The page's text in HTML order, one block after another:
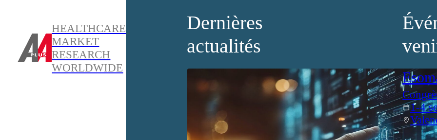
HEALTHCARE
MARKET
RESEARCH
WORLDWIDE
Dernières
actualités
1-4